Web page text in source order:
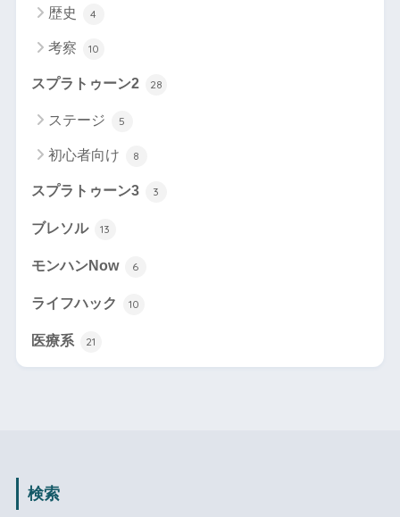
歴史 4
考察 10
スプラトゥーン2 28
ステージ 5
初心者向け 8
スプラトゥーン3 3
ブレソル 13
モンハンNow 6
ライフハック 10
医療系 21
検索